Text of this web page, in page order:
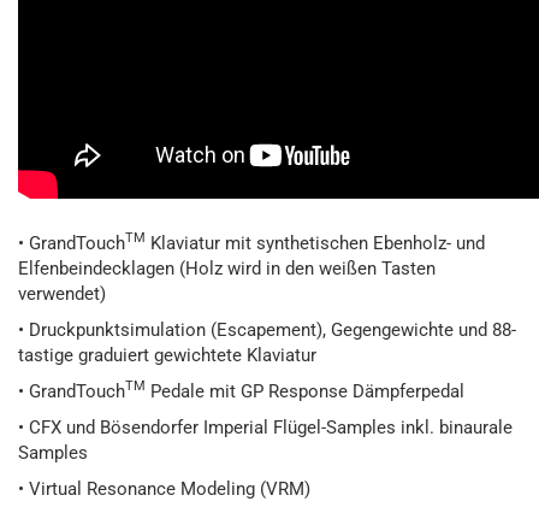
• GrandTouchTM Klaviatur mit synthetischen Ebenholz- und
Elfenbeindecklagen (Holz wird in den weißen Tasten
verwendet)
• Druckpunktsimulation (Escapement), Gegengewichte und 88-
tastige graduiert gewichtete Klaviatur
• GrandTouchTM Pedale mit GP Response Dämpferpedal
• CFX und Bösendorfer Imperial Flügel-Samples inkl. binaurale
Samples
• Virtual Resonance Modeling (VRM)